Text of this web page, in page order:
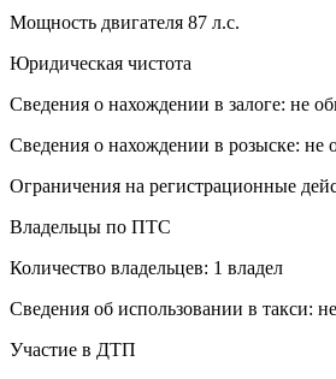
Мощность двигателя 87 л.с.
Юридическая чистота
Сведения о нахождении в залоге: не
Сведения о нахождении в розыске: не
Ограничения на регистрационные
Владельцы по ПТС
Количество владельцев: 1 владел
Сведения об использовании в такси:
Участие в ДТП